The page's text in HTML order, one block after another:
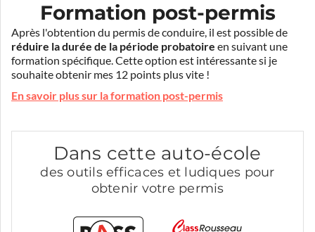
Formation post-permis
Après l'obtention du permis de conduire, il est possible de
réduire la durée de la période probatoire en suivant une
formation spécifique. Cette option est intéressante si je
souhaite obtenir mes 12 points plus vite !
En savoir plus sur la formation post-permis
Dans cette auto-école
des outils efficaces et ludiques pour
obtenir votre permis